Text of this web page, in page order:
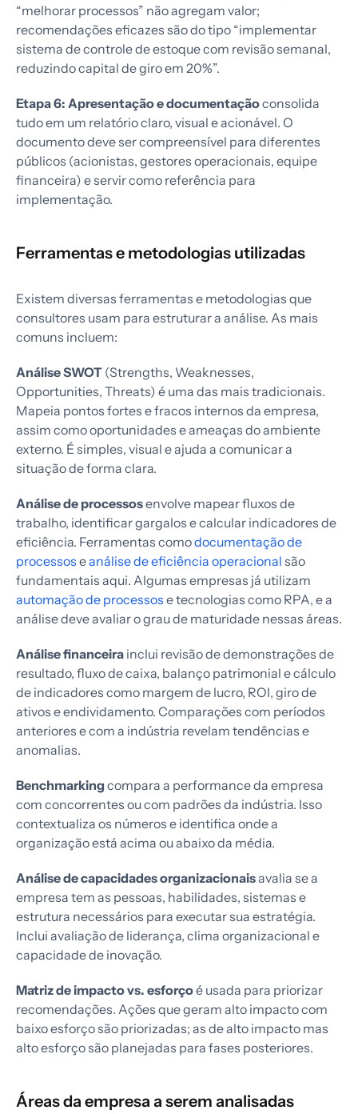
“melhorar processos” não agregam valor;
recomendações eficazes são do tipo “implementar
sistema de controle de estoque com revisão semanal,
reduzindo capital de giro em 20%”.
Etapa 6: Apresentação e documentaçãoconsolida
tudo em um relatório claro, visual e acionável. O
documento deve ser compreensível para diferentes
públicos (acionistas, gestores operacionais, equipe
financeira) e servir como referência para
implementação.
Ferramentas e metodologias utilizadas
Existem diversas ferramentas e metodologias que
consultores usam para estruturar a análise. As mais
comuns incluem:
Análise SWOT (Strengths, Weaknesses,
Opportunities, Threats) é uma das mais tradicionais.
Mapeia pontos fortes e fracos internos da empresa,
assim como oportunidades e ameaças do ambiente
externo. É simples, visual e ajuda a comunicar a
situação de forma clara.
Análise de processosenvolve mapear fluxos de
trabalho, identificar gargalos e calcular indicadores de
eficiência. Ferramentas comodocumentação de
processos eanálise de eficiência operacional são
fundamentais aqui. Algumas empresas já utilizam
automação de processos e tecnologias como RPA, e a
análise deve avaliar o grau de maturidade nessas áreas.
Análise financeira inclui revisão de demonstrações de
resultado, fluxo de caixa, balanço patrimonial e cálculo
de indicadores como margem de lucro, ROI, giro de
ativos e endividamento. Comparações com períodos
anteriores e com a indústria revelam tendências e
anomalias.
Benchmarking compara a performance da empresa
com concorrentes ou com padrões da indústria. Isso
contextualiza os números e identifica onde a
organização está acima ou abaixo da média.
Análise de capacidades organizacionaisavalia se a
empresa tem as pessoas, habilidades, sistemas e
estrutura necessários para executar sua estratégia.
Inclui avaliação de liderança, clima organizacional e
capacidade de inovação.
Matriz de impacto vs. esforçoé usada para priorizar
recomendações. Ações que geram alto impacto com
baixo esforço são priorizadas; as de alto impacto mas
alto esforço são planejadas para fases posteriores.
Áreas da empresa a serem analisadas